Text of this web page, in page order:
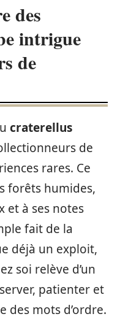
des
intrigue
de
craterellus
de
rares. Ce
forêts humides,
et à ses notes
fait de la
déjà un exploit,
soi relève d’un
patienter et
des mots d’ordre.